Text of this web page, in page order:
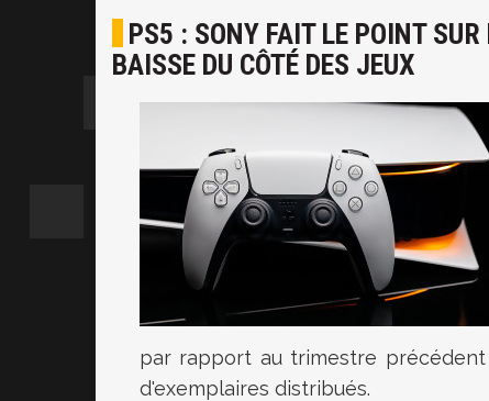
PS5 : SONY FAIT LE POINT SUR
BAISSE DU CÔTÉ DES JEUX
par rapport au trimestre précédent
d'exemplaires distribués.